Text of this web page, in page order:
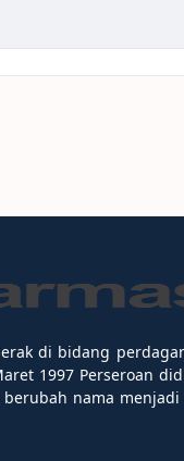
di bidang
1997 Perseroan
nama